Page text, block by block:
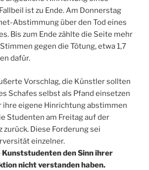
ist zu Ende. Am Donnerstag
Abstimmung über den Tod eines
Bis zum Ende zählte die Seite mehr
gegen die Tötung, etwa 1,7
dafür.
Vorschlag, die Künstler sollten
Schafes selbst als Pfand einsetzen
ihre eigene Hinrichtung abstimmen
Studenten am Freitag auf der
zurück. Diese Forderung sei
einzelner.
Kunststudenten den Sinn ihrer
nicht verstanden haben.